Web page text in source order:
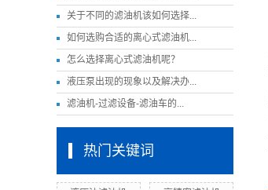
关于不同的滤油机该如何选择...
如何选购合适的离心式滤油机...
怎么选择离心式滤油机呢？
液压泵出现的现象以及解决办...
滤油机-过滤设备-滤油车的...
热门关键词